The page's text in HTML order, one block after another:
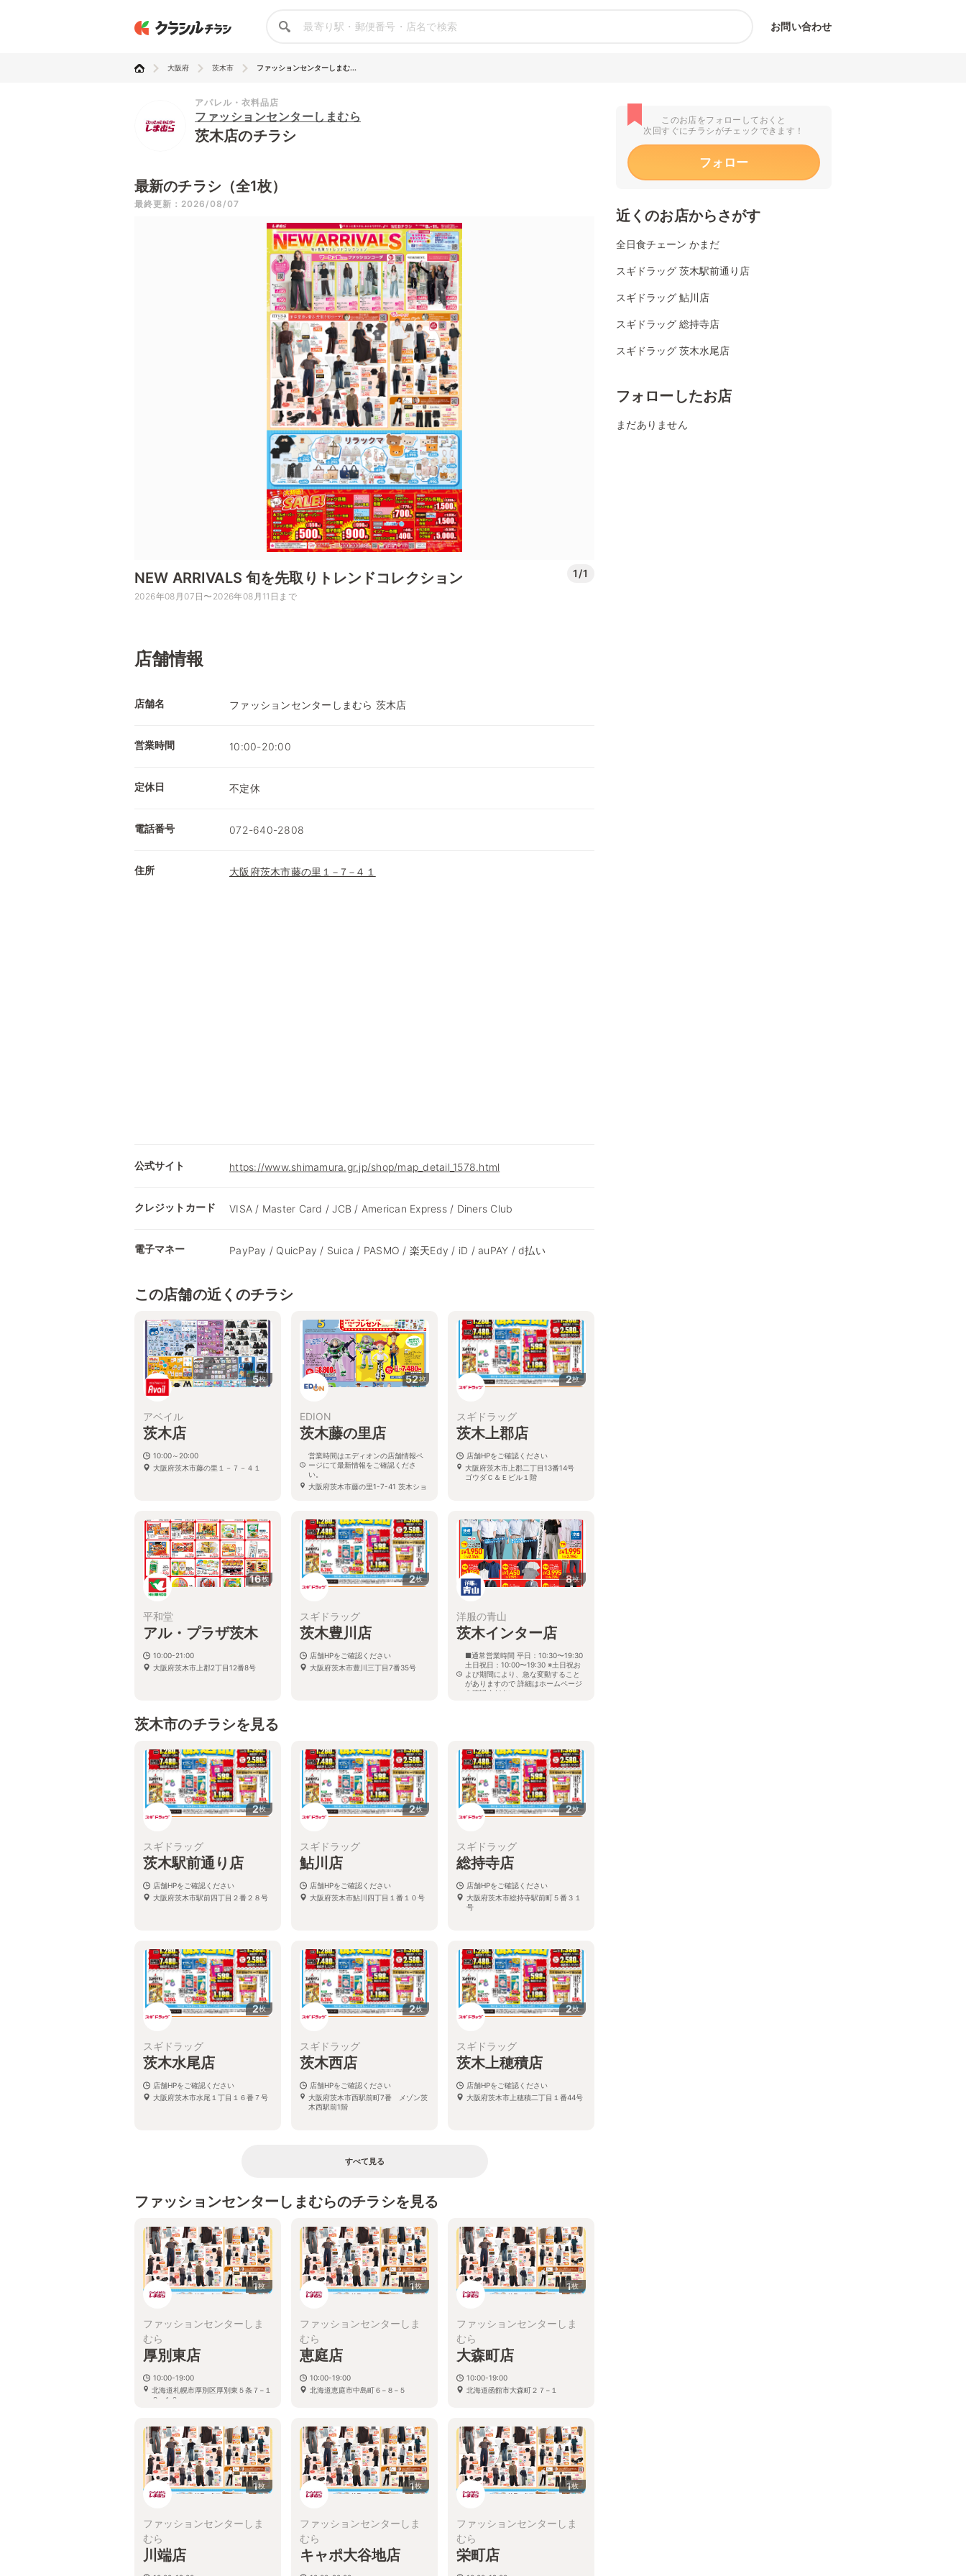
お問い合わせ
大阪府 茨木市 ファッションセンターしまむ...
アパレル・衣料品店
ファッションセンターしまむら
茨木店のチラシ
最新のチラシ（全1枚）
最終更新：2026/08/07
NEW ARRIVALS 旬を先取りトレンドコレクション 1/1
2026年08月07日〜2026年08月11日まで
店舗情報
店舗名 ファッションセンターしまむら 茨木店
営業時間 10:00-20:00
定休日 不定休
電話番号 072-640-2808
住所 大阪府茨木市藤の里１−７−４１
公式サイト https://www.shimamura.gr.jp/shop/map_detail_1578.html
クレジットカード VISA / Master Card / JCB / American Express / Diners Club
電子マネー PayPay / QuicPay / Suica / PASMO / 楽天Edy / iD / auPAY / d払い
この店舗の近くのチラシ
5枚
アベイル
茨木店
10:00～20:00
大阪府茨木市藤の里１－７－４１
52枚
EDION
茨木藤の里店
営業時間はエディオンの店舗情報ペ
ージにて最新情報をご確認くださ
い。
大阪府茨木市藤の里1-7-41 茨木ショ
2枚
スギドラッグ
茨木上郡店
店舗HPをご確認ください
大阪府茨木市上郡二丁目13番14号
ゴウダＣ＆Ｅビル１階
16枚
平和堂
アル・プラザ茨木
10:00-21:00
大阪府茨木市上郡2丁目12番8号
2枚
スギドラッグ
茨木豊川店
店舗HPをご確認ください
大阪府茨木市豊川三丁目7番35号
8枚
洋服の青山
茨木インター店
■通常営業時間 平日：10:30〜19:30
土日祝日：10:00〜19:30 ※土日祝お
よび期間により、急な変動すること
がありますので 詳細はホームページ
を確認ください
茨木市のチラシを見る
2枚
スギドラッグ
茨木駅前通り店
店舗HPをご確認ください
大阪府茨木市駅前四丁目２番２８号
2枚
スギドラッグ
鮎川店
店舗HPをご確認ください
大阪府茨木市鮎川四丁目１番１０号
2枚
スギドラッグ
総持寺店
店舗HPをご確認ください
大阪府茨木市総持寺駅前町５番３１
号
2枚
スギドラッグ
茨木水尾店
店舗HPをご確認ください
大阪府茨木市水尾１丁目１６番７号
2枚
スギドラッグ
茨木西店
店舗HPをご確認ください
大阪府茨木市西駅前町7番 メゾン茨
木西駅前1階
2枚
スギドラッグ
茨木上穂積店
店舗HPをご確認ください
大阪府茨木市上穂積二丁目１番44号
すべて見る
ファッションセンターしまむらのチラシを見る
1枚
ファッションセンターしま
むら
厚別東店
10:00-19:00
北海道札幌市厚別区厚別東５条７−１
２−１０
1枚
ファッションセンターしま
むら
恵庭店
10:00-19:00
北海道恵庭市中島町６−８−５
1枚
ファッションセンターしま
むら
大森町店
10:00-19:00
北海道函館市大森町２７−１
1枚
ファッションセンターしま
むら
川端店
1枚
ファッションセンターしま
むら
キャポ大谷地店
1枚
ファッションセンターしま
むら
栄町店
このお店をフォローしておくと
次回すぐにチラシがチェックできます！
フォロー
近くのお店からさがす
全日食チェーン かまだ
スギドラッグ 茨木駅前通り店
スギドラッグ 鮎川店
スギドラッグ 総持寺店
スギドラッグ 茨木水尾店
フォローしたお店
まだありません